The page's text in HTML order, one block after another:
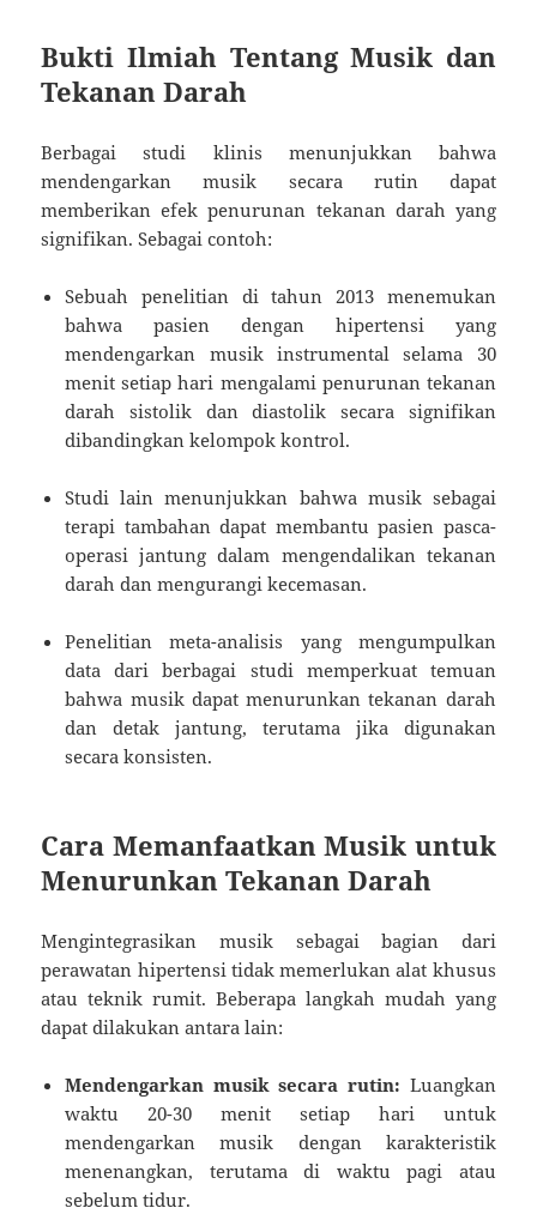
Bukti Ilmiah Tentang Musik dan
Tekanan Darah
Berbagai studi klinis menunjukkan bahwa
mendengarkan musik secara rutin dapat
memberikan efek penurunan tekanan darah yang
signifikan. Sebagai contoh:
Sebuah penelitian di tahun 2013 menemukan
bahwa pasien dengan hipertensi yang
mendengarkan musik instrumental selama 30
menit setiap hari mengalami penurunan tekanan
darah sistolik dan diastolik secara signifikan
dibandingkan kelompok kontrol.
Studi lain menunjukkan bahwa musik sebagai
terapi tambahan dapat membantu pasien pasca-
operasi jantung dalam mengendalikan tekanan
darah dan mengurangi kecemasan.
Penelitian meta-analisis yang mengumpulkan
data dari berbagai studi memperkuat temuan
bahwa musik dapat menurunkan tekanan darah
dan detak jantung, terutama jika digunakan
secara konsisten.
Cara Memanfaatkan Musik untuk
Menurunkan Tekanan Darah
Mengintegrasikan musik sebagai bagian dari
perawatan hipertensi tidak memerlukan alat khusus
atau teknik rumit. Beberapa langkah mudah yang
dapat dilakukan antara lain:
Mendengarkan musik secara rutin: Luangkan
waktu 20-30 menit setiap hari untuk
mendengarkan musik dengan karakteristik
menenangkan, terutama di waktu pagi atau
sebelum tidur.